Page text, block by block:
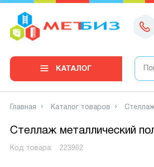
0
КАТАЛОГ
Главная Каталог товаров
Стеллаж металлический
Код товара: 223962